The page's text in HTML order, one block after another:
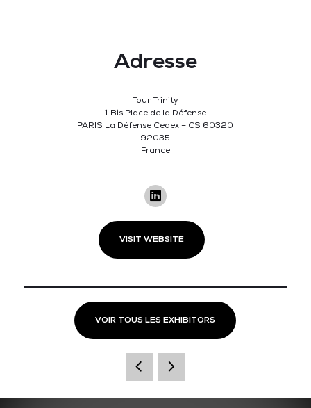
Adresse
Tour Trinity
1 Bis Place de la Défense
PARIS La Défense Cedex – CS 60320
92035
France
VISIT WEBSITE
VOIR TOUS LES EXHIBITORS